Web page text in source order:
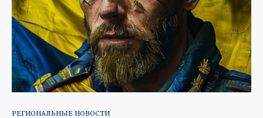
РЕГИОНАЛЬНЫЕ НОВОСТИ